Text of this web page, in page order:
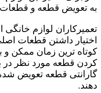
به تعویض قطعه و قطعات
تعمیرکاران لوازم خانگی
اختیار داشتن قطعات
کوتاه ترین زمان ممکن و
کردن قطعه مورد نظر در
گارانتی قطعه تعویض
دهند.